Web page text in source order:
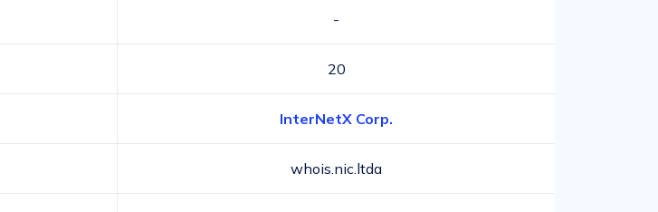
-
20
InterNetX Corp.
whois.nic.ltda